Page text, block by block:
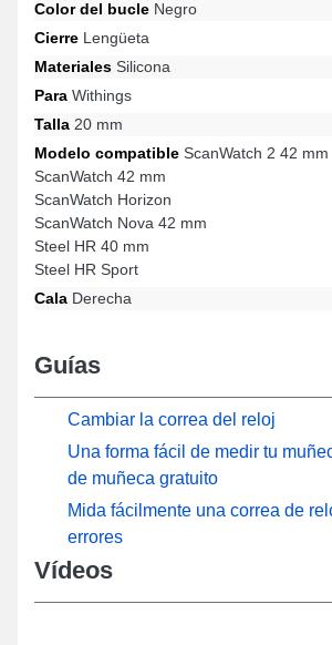
Horizon, ScanWatch 42 mm y muchos más de
Gracias a su conexión universal, esta correa
Color del bucle Negro
Cierre Lengüeta
Materiales Silicona
Para Withings
Talla 20 mm
Modelo compatible ScanWatch 2 42 mm
ScanWatch 42 mm
ScanWatch Horizon
ScanWatch Nova 42 mm
Steel HR 40 mm
Steel HR Sport
Cala Derecha
Guías
Cambiar la correa del reloj
Una forma fácil de medir tu
de muñeca gratuito
Mida fácilmente una correa de
errores
Vídeos